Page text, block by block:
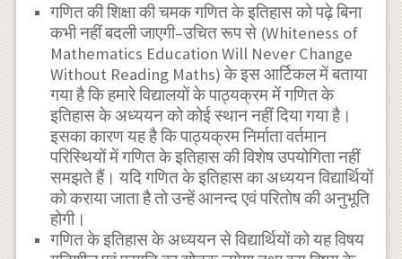
गणित की शिक्षा की चमक गणित के इतिहास को पढ़े बिना
कभी नहीं बदली जाएगी–उचित रूप से (Whiteness of
Mathematics Education Will Never Change
Without Reading Maths) के इस आर्टिकल में बताया
गया है कि हमारे विद्यालयों के पाठ्यक्रम में गणित के
इतिहास के अध्ययन को कोई स्थान नहीं दिया गया है।
इसका कारण यह है कि पाठ्यक्रम निर्माता वर्तमान
परिस्थियों में गणित के इतिहास की विशेष उपयोगिता नहीं
समझते हैं। यदि गणित के इतिहास का अध्ययन विद्यार्थियों
को कराया जाता है तो उन्हें आनन्द एवं परितोष की अनुभूति
होगी।
गणित के इतिहास के अध्ययन से विद्यार्थियों को यह विषय